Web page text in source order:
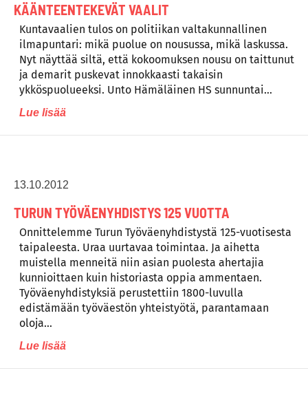
KÄÄNTEENTEKEVÄT VAALIT
Kuntavaalien tulos on politiikan valtakunnallinen
ilmapuntari: mikä puolue on nousussa, mikä laskussa.
Nyt näyttää siltä, että kokoomuksen nousu on taittunut
ja demarit puskevat innokkaasti takaisin
ykköspuolueeksi. Unto Hämäläinen HS sunnuntai…
Lue lisää
13.10.2012
TURUN TYÖVÄENYHDISTYS 125 VUOTTA
Onnittelemme Turun Työväenyhdistystä 125-vuotisesta
taipaleesta. Uraa uurtavaa toimintaa. Ja aihetta
muistella menneitä niin asian puolesta ahertajia
kunnioittaen kuin historiasta oppia ammentaen.
Työväenyhdistyksiä perustettiin 1800-luvulla
edistämään työväestön yhteistyötä, parantamaan
oloja…
Lue lisää